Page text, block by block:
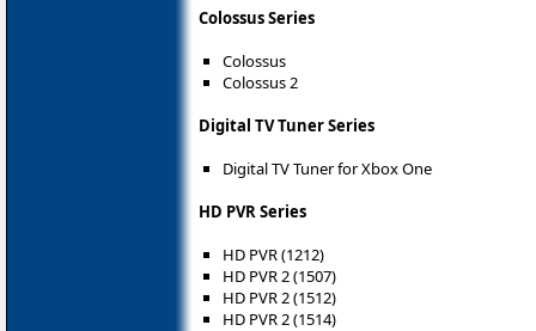
Colossus Series
Colossus
Colossus 2
Digital TV Tuner Series
Digital TV Tuner for Xbox One
HD PVR Series
HD PVR (1212)
HD PVR 2 (1507)
HD PVR 2 (1512)
HD PVR 2 (1514)